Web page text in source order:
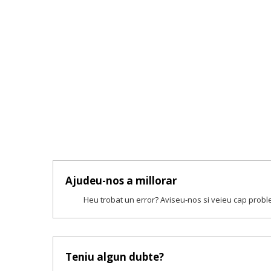
Ajudeu-nos a millorar
Heu trobat un error? Aviseu-nos si veieu cap
Teniu algun dubte?